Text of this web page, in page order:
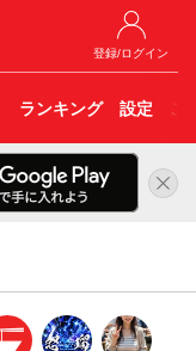
登録/ログイン
ランキング 設定 こ